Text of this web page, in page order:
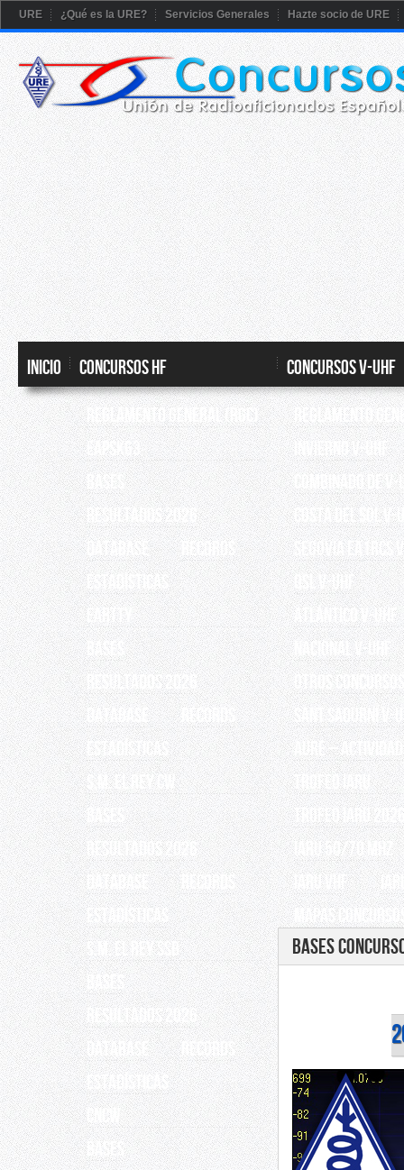
URE ¿Qué es la URE? Servicios Generales Hazte socio de URE
Inicio
CONCURSOS HF
Reglamento General (RGC)
EAPSK63
BASES
RESULTADOS 2026
Database
Records
ESTADÍSTICAS
EARTTY
BASES
RESULTADOS 2026
Database
Records
ESTADÍSTICAS
S.M. EL REY CW
BASES
RESULTADOS 2026
Database
Records
ESTADÍSTICAS
S.M. EL REY SSB
BASES
RESULTADOS 2026
Database
Records
ESTADÍSTICAS
CNCW
BASES
CONCURSOS V-UHF
REGLAMENTO
INVIERNO V-UHF
Combinado de V-
Costa del Sol V-
Segovia EA1RCS
QSL V-UHF
Atlántico V-UHF
Nacional V-UHF
OTROS CONCURSOS
Sant Sadurní V-
AURE – Actividad
TROFEO IARU
TROFEO IARU
IARU 50/70 Mhz
IARU VHF
Mapas
Bases